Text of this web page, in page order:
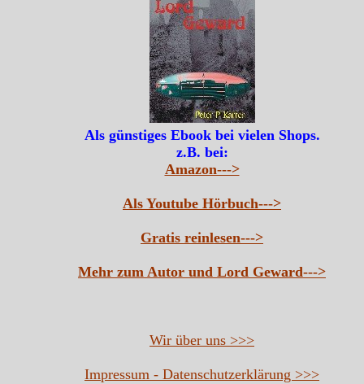
Als günstiges Ebook bei vielen Shops.
z.B. bei:
Amazon--->
Als Youtube Hörbuch--->
Gratis reinlesen--->
Mehr zum Autor und Lord Geward--->
Wir über uns >>>
Impressum - Datenschutzerklärung >>>